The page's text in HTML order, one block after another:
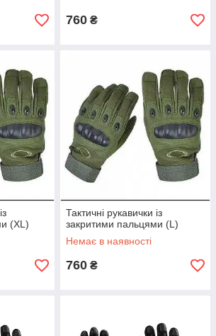
760 ₴
(XL)
Тактичні рукавички із
закритими пальцями (L)
Немає в наявності
760 ₴